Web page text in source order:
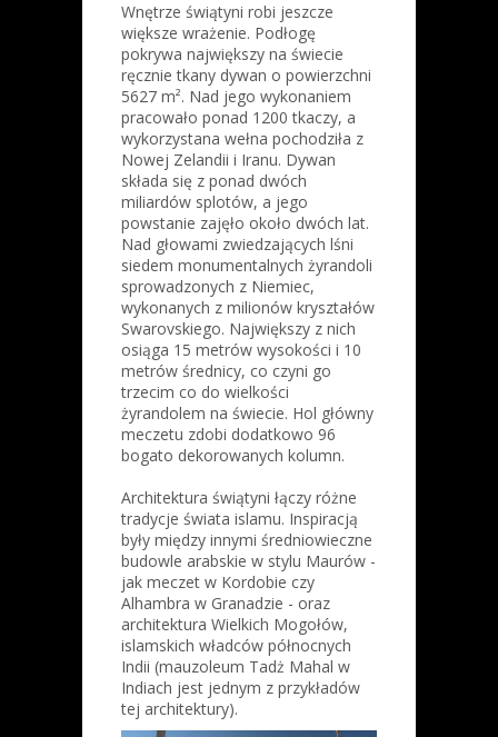
Wnętrze świątyni robi jeszcze
większe wrażenie. Podłogę
pokrywa największy na świecie
ręcznie tkany dywan o powierzchni
5627 m². Nad jego wykonaniem
pracowało ponad 1200 tkaczy, a
wykorzystana wełna pochodziła z
Nowej Zelandii i Iranu. Dywan
składa się z ponad dwóch
miliardów splotów, a jego
powstanie zajęło około dwóch lat.
Nad głowami zwiedzających lśni
siedem monumentalnych żyrandoli
sprowadzonych z Niemiec,
wykonanych z milionów kryształów
Swarovskiego. Największy z nich
osiąga 15 metrów wysokości i 10
metrów średnicy, co czyni go
trzecim co do wielkości
żyrandolem na świecie. Hol główny
meczetu zdobi dodatkowo 96
bogato dekorowanych kolumn.
Architektura świątyni łączy różne
tradycje świata islamu. Inspiracją
były między innymi średniowieczne
budowle arabskie w stylu Maurów -
jak meczet w Kordobie czy
Alhambra w Granadzie - oraz
architektura Wielkich Mogołów,
islamskich władców północnych
Indii (mauzoleum Tadż Mahal w
Indiach jest jednym z przykładów
tej architektury).